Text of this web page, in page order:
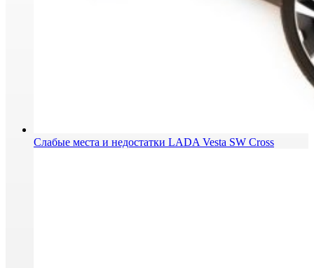
Слабые места и недостатки LADA Vesta SW Cross